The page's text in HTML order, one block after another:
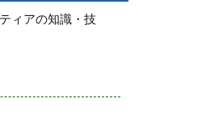
ィアの知識・技